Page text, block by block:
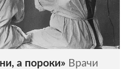
а пороки» Врачи